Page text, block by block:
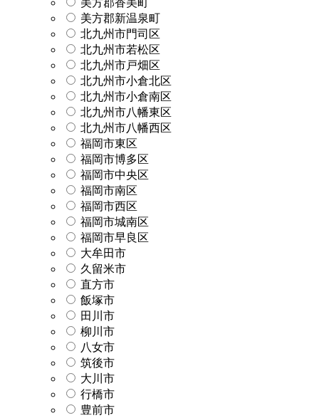
美方郡新温泉町
北九州市門司区
北九州市若松区
北九州市戸畑区
北九州市小倉北区
北九州市小倉南区
北九州市八幡東区
北九州市八幡西区
福岡市東区
福岡市博多区
福岡市中央区
福岡市南区
福岡市西区
福岡市城南区
福岡市早良区
大牟田市
久留米市
直方市
飯塚市
田川市
柳川市
八女市
筑後市
大川市
行橋市
豊前市